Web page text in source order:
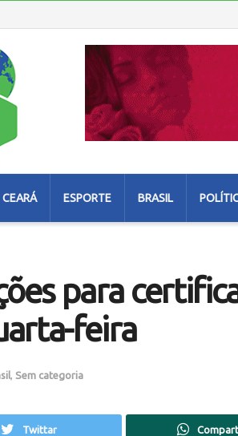
CEARÁ ESPORTE BRASIL
para
feira
Sem categoria
Twittar